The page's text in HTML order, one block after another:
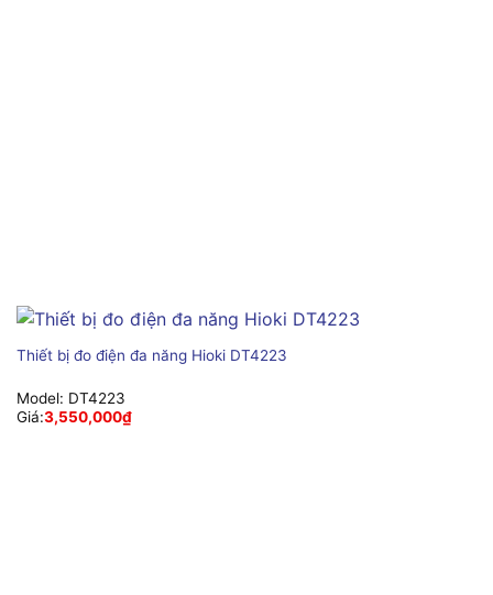
Thiết bị đo điện đa năng Hioki DT4223
Model: DT4223
Giá:3,550,000₫